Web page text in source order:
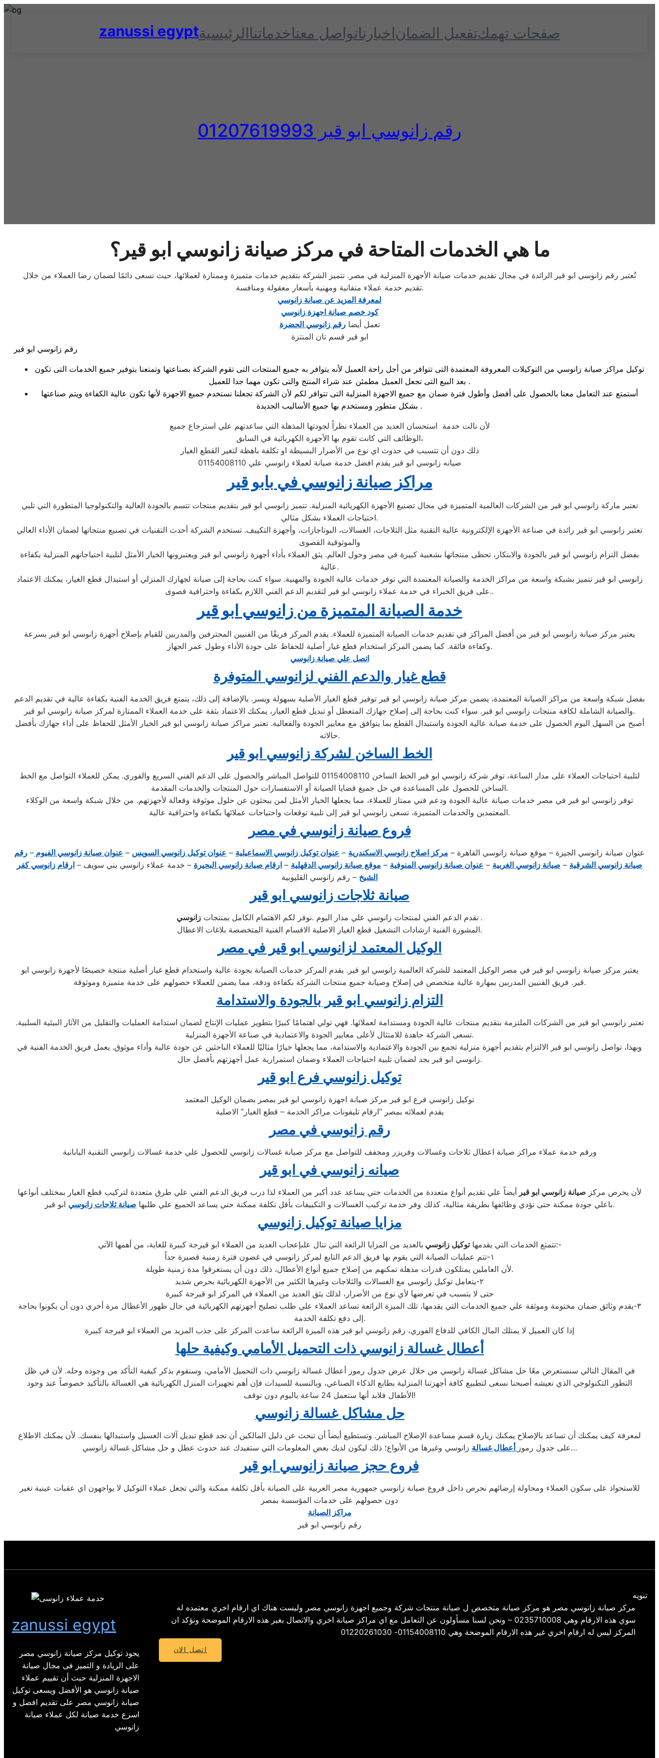
Skip
zanussi egyptالرئيسيةخدماتناتواصل معنااخبارناتفعيل الضمانصفحات تهمك
رقم زانوسي ابو قير 01207619993
ما هي الخدمات المتاحة في مركز صيانة زانوسي ابو قير؟
تُعتبر رقم زانوسي ابو قير الرائدة في مجال تقديم خدمات صيانة الأجهزة المنزلية في مصر. تتميز الشركة بتقديم خدمات متميزة وممتازة لعملائها، حيث تسعى دائمًا لضمان رضا العملاء من خلال
تقديم خدمة عملاء متفانية ومهنية بأسعار معقولة ومنافسة.
لمعرفة المزيد عن صيانة زانوسي
كود خصم صيانة اجهزة زانوسي
تعمل أيضارقم زانوسي الحضرة
ابو قير قسم تان المنتزة
رقم زانوسي ابو قير
توكيل مراكز صيانة زانوسي من التوكيلات المعروفة المعتمدة التى تتوافر من أجل راحة العميل لأنه يتوافر به جميع المنتجات التى تقوم الشركة بصناعتها وتمتعنا بتوفير جميع الخدمات التى تكون
بعد البيع التى تجعل العميل مطمئن عند شراء المنتج والتى تكون مهما جدا للعميل .
أستمتع عند التعامل معنا بالحصول على أفضل وأطول فترة ضمان مع جميع الاجهزة المنزلية التى تتوافر لكم لأن الشركة تجعلنا نستخدم جميع الاجهزة لأنها تكون عالية الكفاءة ويتم صناعتها
بشكل متطور ومستخدم بها جميع الأساليب الجديدة .
لأن نالت خدمة استحسان العديد من العملاء نظراً لجودتها المذهلة التي ساعدتهم علي استرجاع جميع
الوظائف التي كانت تقوم بها الأجهزة الكهربائية في السابق،
ذلك دون أن تتسبب في حدوث اي نوع من الأضرار البسيطة او تكلفة باهظة لتغير القطع الغيار
صيانه زانوسي ابو قير يقدم افضل خدمة صيانة لعملاء زانوسي علي 01154008110
مراكز صيانة زانوسي في بابو قير
تعتبر ماركة زانوسي ابو قير من الشركات العالمية المتميزة في مجال تصنيع الأجهزة الكهربائية المنزلية. تتميز زانوسي ابو قير بتقديم منتجات تتسم بالجودة العالية والتكنولوجيا المتطورة التي تلبي
احتياجات العملاء بشكل مثالي.
تعتبر زانوسي ابو قير رائدة في صناعة الأجهزة الإلكترونية عالية التقنية مثل الثلاجات، الغسالات، البوتاجازات، وأجهزة التكييف. تستخدم الشركة أحدث التقنيات في تصنيع منتجاتها لضمان الأداء العالي
والموثوقية القصوى
بفضل التزام زانوسي ابو قير بالجودة والابتكار، تحظى منتجاتها بشعبية كبيرة في مصر وحول العالم. يثق العملاء بأداء أجهزة زانوسي ابو قير ويعتبرونها الخيار الأمثل لتلبية احتياجاتهم المنزلية بكفاءة
عالية.
زانوسي ابو قير تتميز بشبكة واسعة من مراكز الخدمة والصيانة المعتمدة التي توفر خدمات عالية الجودة والمهنية. سواء كنت بحاجة إلى صيانة لجهازك المنزلي أو استبدال قطع الغيار، يمكنك الاعتماد
على فريق الخبراء في خدمة عملاء زانوسي ابو قير لتقديم الدعم الفني اللازم بكفاءة واحترافية قصوى..
خدمة الصيانة المتميزة من زانوسي ابو قير
يعتبر مركز صيانة زانوسي ابو قير من أفضل المراكز في تقديم خدمات الصيانة المتميزة للعملاء. يقدم المركز فريقًا من الفنيين المحترفين والمدربين للقيام بإصلاح أجهزة زانوسي ابو قير بسرعة
وكفاءة فائقة. كما يضمن المركز استخدام قطع غيار أصلية للحفاظ على جودة الأداء وطول عمر الجهاز.
اتصل علي صيانة زانوسي
قطع غيار والدعم الفني لزانوسي المتوفرة
بفضل شبكة واسعة من مراكز الصيانة المعتمدة، يضمن مركز صيانة زانوسي ابو قير توفير قطع الغيار الأصلية بسهولة ويسر. بالإضافة إلى ذلك، يتمتع فريق الخدمة الفنية بكفاءة عالية في تقديم الدعم
والصيانة الشاملة لكافة منتجات زانوسي ابو قير. سواء كنت بحاجة إلى إصلاح جهازك المتعطل أو تبديل قطع الغيار، يمكنك الاعتماد بثقة على خدمة العملاء الممتازة لمركز صيانة زانوسي ابو قير.
أصبح من السهل اليوم الحصول على خدمة صيانة عالية الجودة واستبدال القطع بما يتوافق مع معايير الجودة والفعالية. تعتبر مراكز صيانة زانوسي ابو قير الخيار الأمثل للحفاظ على أداء جهازك بأفضل
حالاته.
الخط الساخن لشركة زانوسي ابو قير
لتلبية احتياجات العملاء على مدار الساعة، توفر شركة زانوسي ابو قير الخط الساخن 01154008110 للتواصل المباشر والحصول على الدعم الفني السريع والفوري. يمكن للعملاء التواصل مع الخط
الساخن للحصول على المساعدة في حل جميع قضايا الصيانة أو الاستفسارات حول المنتجات والخدمات المقدمة.
توفر زانوسي ابو قير في مصر خدمات صيانة عالية الجودة ودعم فني ممتاز للعملاء، مما يجعلها الخيار الأمثل لمن يبحثون عن حلول موثوقة وفعالة لأجهزتهم. من خلال شبكة واسعة من الوكلاء
المعتمدين والخدمات المتميزة، تسعى زانوسي ابو قير إلى تلبية توقعات واحتياجات عملائها بكفاءة واحترافية عالية.
فروع صيانة زانوسي في مصر
عنوان صيانة زانوسي الجيزة – موقع صيانة زانوسي القاهرة – مركز اصلاح زانوسي الاسكندرية – عنوان توكيل زانوسي الاسماعيلية – عنوان توكيل زانوسي السويس – عنوان صيانة زانوسي الفيوم – رقم
صيانة زانوسي الشرقية – صيانة زانوسي الغربية – عنوان صيانة زانوسي المنوفية – موقع صيانة زانوسي الدقهلية – ارقام صيانة زانوسي البحيرة – خدمة عملاء زانوسي بني سويف – ارقام زانوسي كفر
الشيخ – رقم زانوسي القليوبية
صيانة ثلاجات زانوسي ابو قير
نقدم الدعم الفني لمنتجات زانوسي علي مدار اليوم .نوفر لكم الاهتمام الكامل بمنتجات .
المشورة الفنية ارشادات التشغيل قطع الغيار الاصلية الاقسام الفنية المتخصصة بلاغات الاعطال.
الوكيل المعتمد لزانوسي ابو قير في مصر
يعتبر مركز صيانة زانوسي ابو قير في مصر الوكيل المعتمد للشركة العالمية زانوسي ابو قير. يقدم المركز خدمات الصيانة بجودة عالية واستخدام قطع غيار أصلية منتجة خصيصًا لأجهزة زانوسي ابو
قير. فريق الفنيين المدربين بمهارة عالية متخصص في إصلاح وصيانة جميع منتجات الشركة بكفاءة ودقة، مما يضمن للعملاء حصولهم على خدمة متميزة وموثوقة.
التزام زانوسي ابو قير بالجودة والاستدامة
تعتبر زانوسي ابو قير من الشركات الملتزمة بتقديم منتجات عالية الجودة ومستدامة لعملائها. فهي تولي اهتمامًا كبيرًا بتطوير عمليات الإنتاج لضمان استدامة العمليات والتقليل من الآثار البيئية السلبية.
تسعى الشركة جاهدة للامتثال لأعلى معايير الجودة والاعتمادية في صناعة الأجهزة المنزلية.
وبهذا، تواصل زانوسي ابو قير الالتزام بتقديم أجهزة منزلية تجمع بين الجودة والاعتمادية والاستدامة، مما يجعلها خيارًا مثاليًا للعملاء الباحثين عن جودة عالية وأداء موثوق. يعمل فريق الخدمة الفنية في
زانوسي ابو قير بجد لضمان تلبية احتياجات العملاء وضمان استمرارية عمل أجهزتهم بأفضل حال.
توكيل زانوسي فرع ابو قير
توكيل زانوسي فرع ابو قير مركز صيانة اجهزة زانوسي ابو قير بمصر بضمان الوكيل المعتمد
يقدم لعملائه بمصر “ارقام تليفونات مراكز الخدمة – قطع الغيار” الاصلية
رقم زانوسي في مصر
ورقم خدمة عملاء مراكز صيانة اعطال ثلاجات وغسالات وفريزر ومجفف للتواصل مع مركز صيانة غسالات زانوسي للحصول علي خدمة غسالات زانوسي التقنية اليابانية
صيانه زانوسي في ابو قير
لأن يحرص مركز صيانة زانوسي ابو قير أيضاً علي تقديم أنواع متعددة من الخدمات حتي يساعد عدد أكبر من العملاء لذا درب فريق الدعم الفني علي طرق متعددة لتركيب قطع الغيار بمختلف أنواعها
باعلي جودة ممكنة حتى تؤدي وظائفها بطريقة مثالية، كذلك وفر خدمة تركيب الغسالات و التكييفات بأقل تكلفة ممكنة حتي يساعد الجميع علي طلبها صيانة ثلاجات زانوسي ابو قير.
مزايا صيانة توكيل زانوسي
تتمتع الخدمات التي يقدمهاتوكيل زانوسي
بالعديد من المزايا الرائعة التي تنال علىإعجاب العديد من العملاء ابو قيرجة كبيرة للغاية، من أهمها الآتي:-
١-تتم عمليات الصيانة التي يقوم بها فريق الدعم التابع لمركز زانوسي في غضون فترة زمنية قصيرة جداً
لأن العاملين يمتلكون قدرات مذهلة تمكنهم من إصلاح جميع أنواع الأعطال، ذلك دون أن يستغرقوا مدة زمنية طويلة.
٢-يتعامل توكيل زانوسي مع الغسالات والثلاجات وغيرها الكثير من الأجهزة الكهربائية بحرص شديد
حتى لا يتسبب في تعرضها لأي نوع من الأضرار، لذلك يثق العديد من العملاء في المركز ابو قيرجة كبيرة
٣-يقدم وثائق ضمان مختومة وموثقة علي جميع الخدمات التي يقدمها، تلك الميزة الرائعة تساعد العملاء علي طلب تصليح أجهزتهم الكهربائية في حال ظهور الأعطال مرة أخري دون أن يكونوا بحاجة
إلى دفع تكلفة الخدمة.
إذا كان العميل لا يمتلك المال الكافي للدفاع الفوري، رقم زانوسي ابو قير هذه الميزة الرائعة ساعدت المركز على جذب المزيد من العملاء ابو قيرجة كبيرة
أعطال غسالة زانوسي ذات التحميل الأمامي وكيفية حلها
في المقال التالي سنستعرض معًا حل مشاكل غسالة زانوسي من خلال عرض جدول رموز أعطال غسالة زانوسي ذات التحميل الأمامي، وسنقوم بذكر كيفية التأكد من وجوده وحله. لأن في ظل
التطور التكنولوجي الذي نعيشه أصبحنا نسعى لتطبيع كافة أجهزتنا المنزلية بطابع الذكاء الصناعي، وبالنسبة للسيدات فإن أهم تجهيزات المنزل الكهربائية هي الغسالة بالتأكيد خصوصاً عند وجود
الأطفال فلابد أنها ستعمل 24 ساعة باليوم دون توقف!
حل مشاكل غسالة زانوسي
لمعرفة كيف يمكنك أن تساعد بالإصلاح يمكنك زيارة قسم مساعدة الإصلاح المباشر. وتستطيع أيضاً أن تبحث عن دليل المالكين أن تجد قطع تبديل آلات الغسيل واستبدالها بنفسك. لأن يمكنك الاطلاع
على جدول رموز أعطال غسالة زانوسي وغيرها من الأنواع؛ ذلك ليكون لديك بعض المعلومات التي ستفيدك عند حدوث عطل و حل مشاكل غسالة زانوسي…
فروع حجز صيانة زانوسي ابو قير
للاستحواذ على سكون العملاء ومحاولة إرضائهم نحرص داخل فروع صيانة زانوسي جمهورية مصر العربية على الصيانة بأقل تكلفة ممكنة والتي تجعل عملاء التوكيل لا يواجهون اي عقبات عينية تغير
دون حصولهم على خدمات المؤسسة بمصر
مراكز الصيانة
رقم زانوسي ابو قير
zanussi egypt
يحوذ توكيل مركز صيانة زانوسي مصر
على الريادة و التميز فى مجال صيانة
الاجهزة المنزلية حيث أن تقييم عملاء
صيانة زانوسي هو الأفضل ويسعى توكيل
صيانة زانوسي مصر على تقديم افضل و
اسرع خدمة صيانة لكل عملاء صيانة
زانوسي
تنويه
مركز صيانة زانوسي مصر هو مركز صيانة متخصص ل صيانة منتجات شركة وجميع اجهزة زانوسي مصر وليست هناك اي ارقام اخري معتمده له
سوي هذه الارقام وهي 0235710008 – ونحن لسنا مسأولون عن التعامل مع اي مراكز صيانة اخري والاتصال بغير هذه الارقام الموضحة ونؤكد ان
المركز ليس له ارقام اخري غير هذه الارقام الموضحة وهي 01154008110- 01220261030
اتصل الان